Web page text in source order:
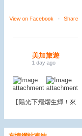
View on Facebook · Share
美加旅遊
1 day ago
【陽光下熠熠生輝！來
標—金蓮花廣場 🇲🇴
✨】